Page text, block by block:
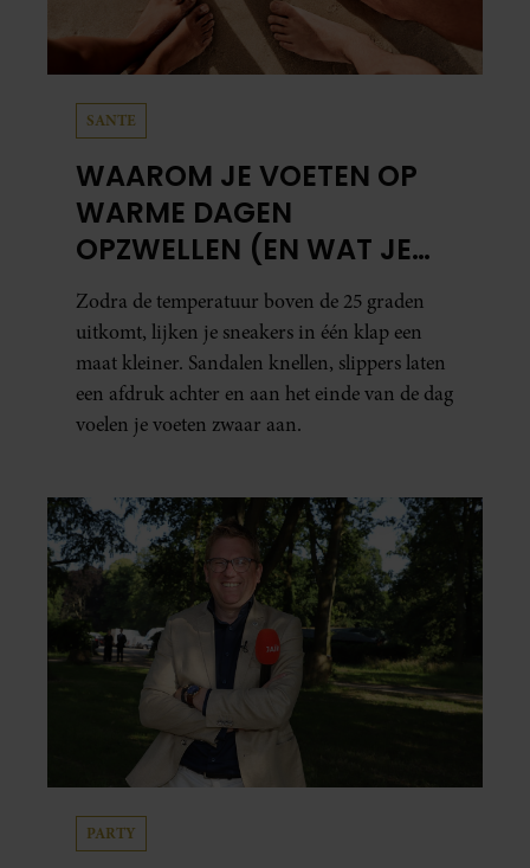
SANTE
WAAROM JE VOETEN OP
WARME DAGEN
OPZWELLEN (EN WAT JE
ERAAN KUNT DOEN)
Zodra de temperatuur boven de 25 graden
uitkomt, lijken je sneakers in één klap een
maat kleiner. Sandalen knellen, slippers laten
een afdruk achter en aan het einde van de dag
voelen je voeten zwaar aan.
PARTY